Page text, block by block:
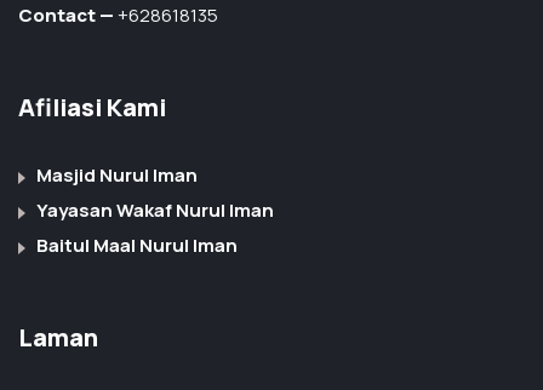
Contact —+628618135
Afiliasi Kami
Masjid Nurul Iman
Yayasan Wakaf Nurul Iman
Baitul Maal Nurul Iman
Laman